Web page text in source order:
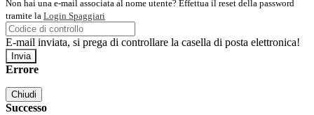
Non hai una e-mail associata al nome utente? Effettua il reset della password
tramite la Login Spaggiari
E-mail inviata, si prega di controllare la casella di posta elettronica!
Errore
Chiudi
Successo